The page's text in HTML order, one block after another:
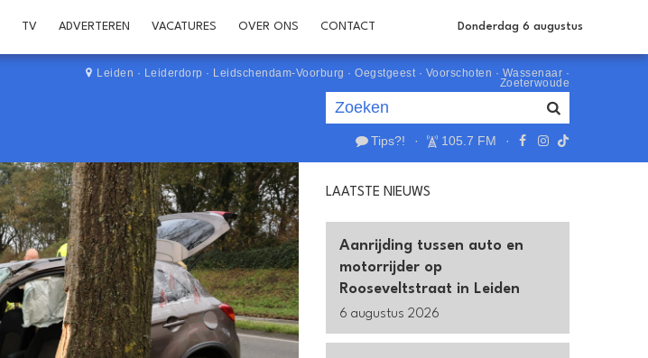
TV ADVERTEREN VACATURES OVER ONS CONTACT Donderdag 6 augustus
Leiden · Leiderdorp · Leidschendam-Voorburg · Oegstgeest· Voorschoten · Wassenaar ·
Zoeterwoude
Tips?! · 105.7 FM ·
LAATSTE NIEUWS
Aanrijding tussen auto en
motorrijder op
Rooseveltstraat in Leiden
6 augustus 2026